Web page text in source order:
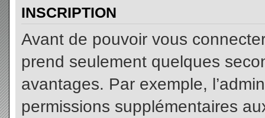
INSCRIPTION
Avant de pouvoir vous
prend seulement quelques
avantages. Par exemple,
permissions supplémentaires